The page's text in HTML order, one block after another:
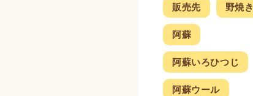
販売先 野焼き
阿蘇
阿蘇いろひつじ
阿蘇ウール